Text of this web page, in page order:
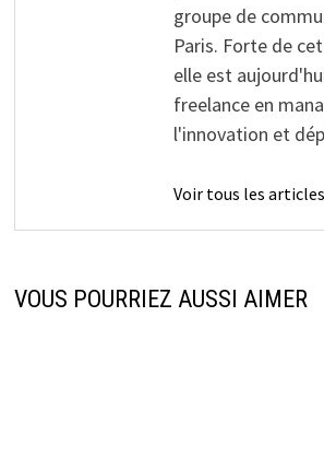
groupe de
Paris. Forte de
elle est
freelance en
l'innovation et
Voir tous les
VOUS POURRIEZ AUSSI AIMER